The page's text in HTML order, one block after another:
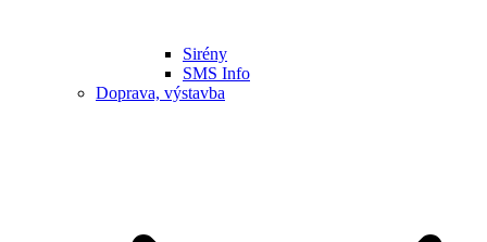
Sirény
SMS Info
Doprava, výstavba